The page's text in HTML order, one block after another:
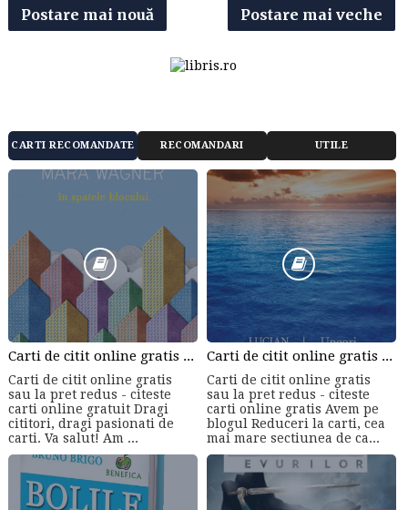
Postare mai nouă Postare mai veche
CARTI RECOMANDATE RECOMANDARI UTILE
Carti de citit online gratis sau la pret redus - citeste carti online gratuit din cele mai mari librarii online!
Carti de citit online gratis
sau la pret redus - citeste
carti online gratuit Dragi
cititori, dragi pasionati de
carti. Va salut! Am ...
Carti de citit online gratis sau la pret redus - citeste carti online gratis
Carti de citit online gratis
sau la pret redus - citeste
carti online gratis Avem pe
blogul Reduceri la carti, cea
mai mare sectiunea de ca...